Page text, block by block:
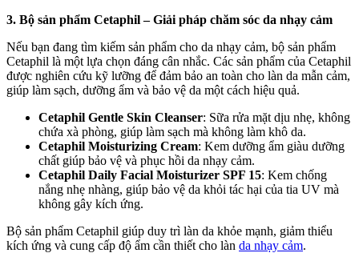
3. Bộ sản phẩm Cetaphil – Giải pháp chăm sóc da nhạy cảm
Nếu bạn đang tìm kiếm sản phẩm cho da nhạy cảm, bộ sản phẩm
Cetaphil là một lựa chọn đáng cân nhắc. Các sản phẩm của Cetaphil
được nghiên cứu kỹ lưỡng để đảm bảo an toàn cho làn da mẫn cảm,
giúp làm sạch, dưỡng ẩm và bảo vệ da một cách hiệu quả.
Cetaphil Gentle Skin Cleanser: Sữa rửa mặt dịu nhẹ, không
chứa xà phòng, giúp làm sạch mà không làm khô da.
Cetaphil Moisturizing Cream: Kem dưỡng ẩm giàu dưỡng
chất giúp bảo vệ và phục hồi da nhạy cảm.
Cetaphil Daily Facial Moisturizer SPF 15: Kem chống
nắng nhẹ nhàng, giúp bảo vệ da khỏi tác hại của tia UV mà
không gây kích ứng.
Bộ sản phẩm Cetaphil giúp duy trì làn da khỏe mạnh, giảm thiểu
kích ứng và cung cấp độ ẩm cần thiết cho làn da nhạy cảm.